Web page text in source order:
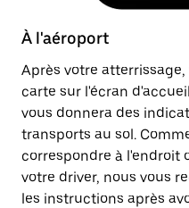
À l'aéroport
Après votre
carte sur l'écran
vous donnera des
transports au sol.
correspondre à l'endroit
votre driver, nous vous
les instructions après